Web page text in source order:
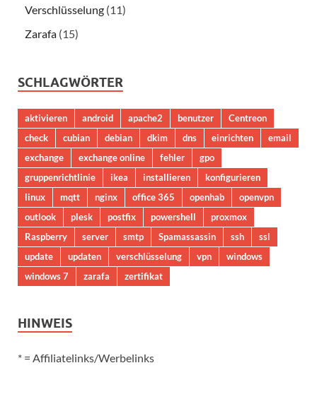
Verschlüsselung (11)
Zarafa (15)
SCHLAGWÖRTER
aktivieren android apache2 benutzer
Centreon
check
cubian debian dkim dns einrichten
email
exchange
exchange online fehler
gpo
gruppenrichtlinie
ikea installieren
konfigurieren
linux
mqtt nginx office 365 openhab
openvpn
outlook
plesk postfix powershell
proxmox
Raspberry
server smtp Spamassassin ssh
ssl
update
updaten verschlüsselung vpn
windows
windows 7
zarafa zertifikat
HINWEIS
* = Affiliatelinks/Werbelinks